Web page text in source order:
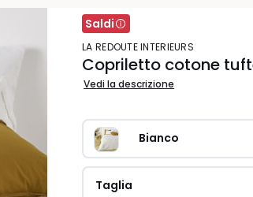
Saldi
LA REDOUTE INTERIEURS
Copriletto cotone
Vedi la descrizione
Bianco
Taglia